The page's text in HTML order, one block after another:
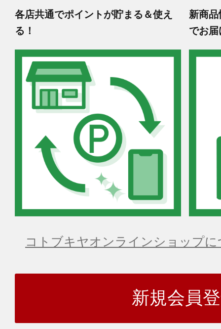
各店共通でポイントが貯まる＆使え
る！
新商
でお届
コトブキヤオンラインショップ